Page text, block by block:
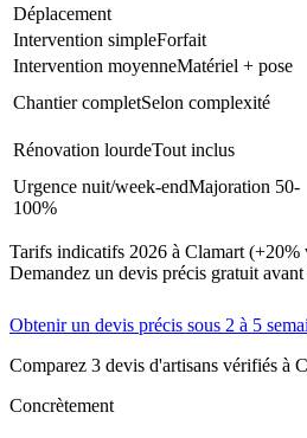
Déplacement
Intervention simpleForfait
Intervention moyenneMatériel + pose
Chantier completSelon complexité
Rénovation lourdeTout inclus
Urgence nuit/week-endMajoration 50-
100%
Tarifs indicatifs 2026 à Clamart (+20%
Demandez un devis précis gratuit
Obtenir un devis précis sous 2 à 5
Comparez 3 devis d'artisans vérifiés à
Concrètement